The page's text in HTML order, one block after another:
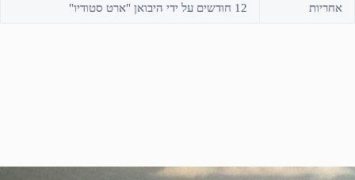
אחריות 12 חודשים על ידי היבואן "ארט סטודיו"